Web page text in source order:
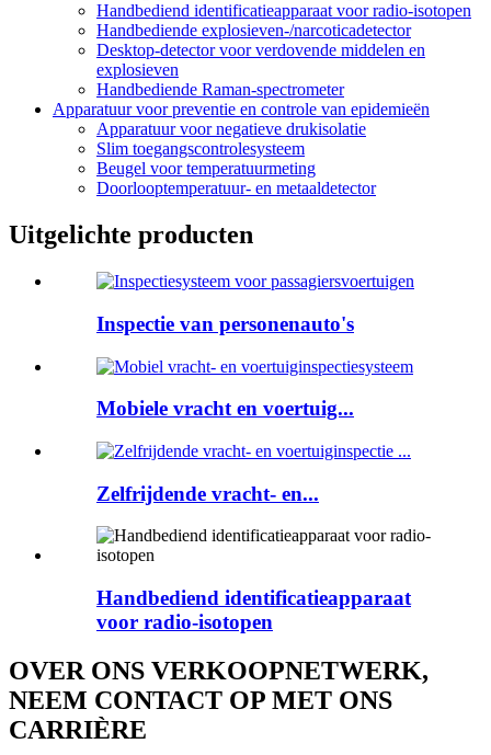
Handbediend identificatieapparaat voor radio-isotopen
Handbediende explosieven-/narcoticadetector
Desktop-detector voor verdovende middelen en
explosieven
Handbediende Raman-spectrometer
Apparatuur voor preventie en controle van epidemieën
Apparatuur voor negatieve drukisolatie
Slim toegangscontrolesysteem
Beugel voor temperatuurmeting
Doorlooptemperatuur- en metaaldetector
Uitgelichte producten
Inspectie van personenauto's
Mobiele vracht en voertuig...
Zelfrijdende vracht- en...
Handbediend identificatieapparaat
voor radio-isotopen
OVER ONS VERKOOPNETWERK,
NEEM CONTACT OP MET ONS
CARRIÈRE